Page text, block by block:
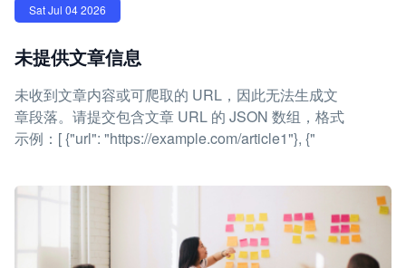
Sat Jul 04 2026
未提供文章信息
未收到文章内容或可爬取的 URL，因此无法生成文
章段落。请提交包含文章 URL 的 JSON 数组，格式
示例：[ {"url": "https://example.com/article1"}, {"